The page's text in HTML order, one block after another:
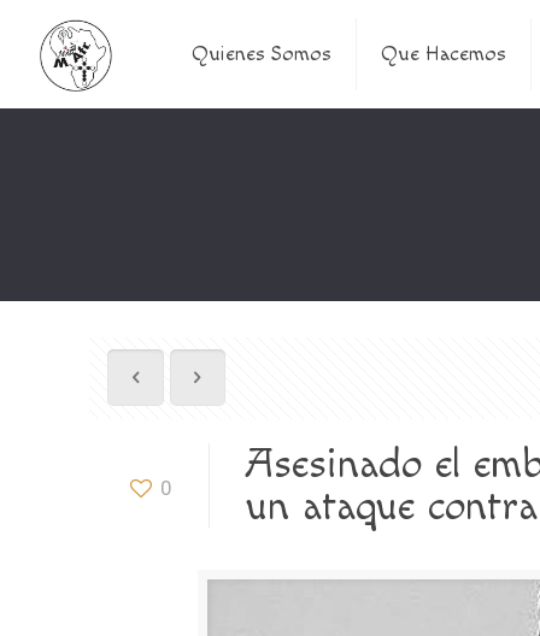
Quienes Somos Que Hacemos
0
Asesinado el
un ataque